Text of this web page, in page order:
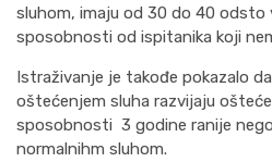
sluhom, imaju od 30 do 40 odsto
sposobnosti od ispitanika koji
Istraživanje je takođe pokazalo
oštećenjem sluha razvijaju
sposobnosti 3 godine ranije
normalnihm sluhom.